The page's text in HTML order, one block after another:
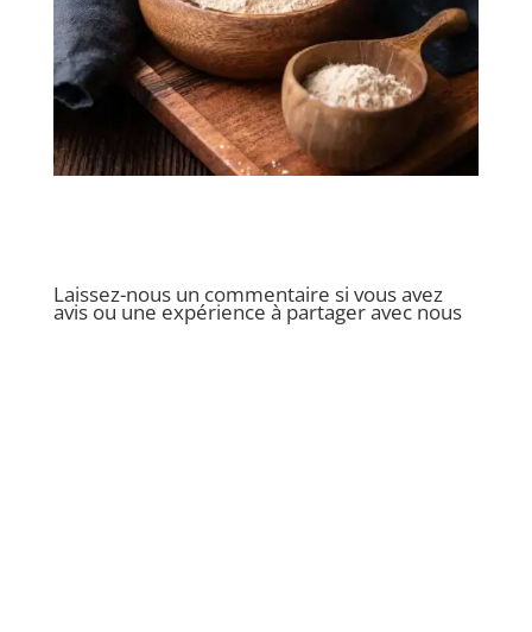
Laissez-nous un commentaire si vous avez
avis ou une expérience à partager avec nous